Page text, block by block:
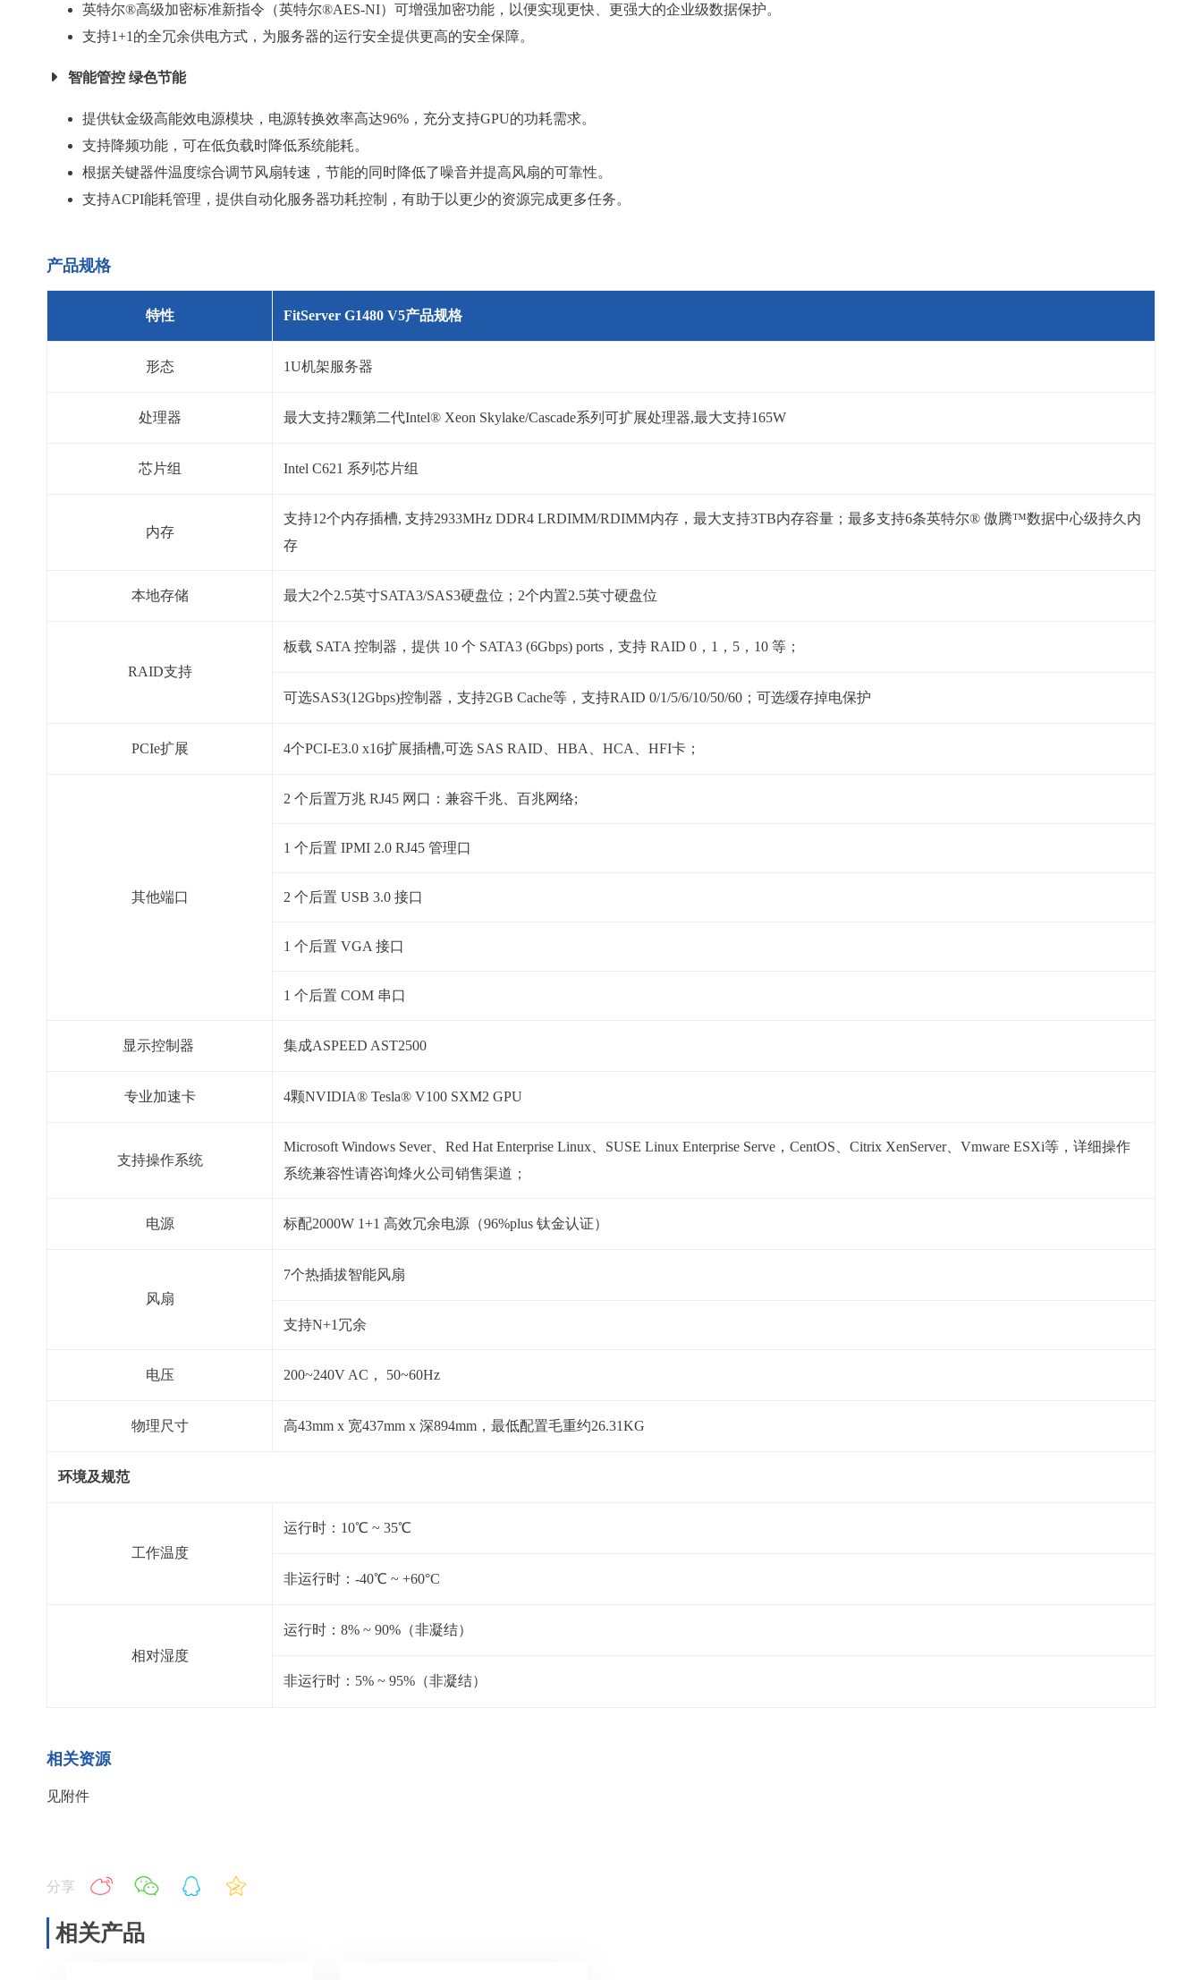
分享
相关产品
英特尔®高级加密标准新指令（英特尔®AES-NI）可增强加密功能，以便实现更快、更强大的企业级数据保护。
支持1+1的全冗余供电方式，为服务器的运行安全提供更高的安全保障。
智能管控 绿色节能
提供钛金级高能效电源模块，电源转换效率高达96%，充分支持GPU的功耗需求。
支持降频功能，可在低负载时降低系统能耗。
根据关键器件温度综合调节风扇转速，节能的同时降低了噪音并提高风扇的可靠性。
支持ACPI能耗管理，提供自动化服务器功耗控制，有助于以更少的资源完成更多任务。
产品规格
特性 FitServer G1480 V5产品规格
形态 1U机架服务器
处理器 最大支持2颗第二代Intel® Xeon Skylake/Cascade系列可扩展处理器,最大支持165W
芯片组 Intel C621 系列芯片组
内存
支持12个内存插槽, 支持2933MHz DDR4 LRDIMM/RDIMM内存，最大支持3TB内存容量；最多支持6条英特尔® 傲腾™数据中心级持久内
存
本地存储 最大2个2.5英寸SATA3/SAS3硬盘位；2个内置2.5英寸硬盘位
RAID支持
板载 SATA 控制器，提供 10 个 SATA3 (6Gbps) ports，支持 RAID 0，1，5，10 等；
可选SAS3(12Gbps)控制器，支持2GB Cache等，支持RAID 0/1/5/6/10/50/60；可选缓存掉电保护
PCIe扩展 4个PCI-E3.0 x16扩展插槽,可选 SAS RAID、HBA、HCA、HFI卡；
其他端口
2 个后置万兆 RJ45 网口：兼容千兆、百兆网络;
1 个后置 IPMI 2.0 RJ45 管理口
2 个后置 USB 3.0 接口
1 个后置 VGA 接口
1 个后置 COM 串口
显示控制器 集成ASPEED AST2500
专业加速卡 4颗NVIDIA® Tesla® V100 SXM2 GPU
支持操作系统
Microsoft Windows Sever、Red Hat Enterprise Linux、SUSE Linux Enterprise Serve，CentOS、Citrix XenServer、Vmware ESXi等，详细操作
系统兼容性请咨询烽火公司销售渠道；
电源 标配2000W 1+1 高效冗余电源（96%plus 钛金认证）
风扇
7个热插拔智能风扇
支持N+1冗余
电压 200~240V AC， 50~60Hz
物理尺寸 高43mm x 宽437mm x 深894mm，最低配置毛重约26.31KG
环境及规范
工作温度
运行时：10℃ ~ 35℃
非运行时：-40℃ ~ +60°C
相对湿度
运行时：8% ~ 90%（非凝结）
非运行时：5% ~ 95%（非凝结）
相关资源
见附件